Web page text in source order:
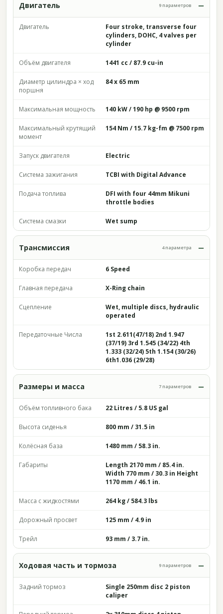
Двигатель 9 параметров
Двигатель
Four stroke, transverse four
cylinders, DOHC, 4 valves per
cylinder
Объём двигателя 1441 cc / 87.9 cu-in
Диаметр цилиндра × ход
поршня
84 x 65 mm
Максимальная мощность 140 kW / 190 hp @ 9500 rpm
Максимальный крутящий
момент
154 Nm / 15.7 kg-fm @ 7500 rpm
Запуск двигателя Electric
Система зажигания TCBI with Digital Advance
Подача топлива
DFI with four 44mm Mikuni
throttle bodies
Система смазки Wet sump
Трансмиссия 4 параметра
Коробка передач 6 Speed
Главная передача X-Ring chain
Сцепление
Wet, multiple discs, hydraulic
operated
Передаточные Числа
1st 2.611(47/18) 2nd 1.947
(37/19) 3rd 1.545 (34/22) 4th
1.333 (32/24) 5th 1.154 (30/26)
6th1.036 (29/28)
Размеры и масса 7 параметров
Объём топливного бака 22 Litres / 5.8 US gal
Высота сиденья 800 mm / 31.5 in
Колёсная база 1480 mm / 58.3 in.
Габариты
Length 2170 mm / 85.4 in.
Width 770 mm / 30.3 in Height
1170 mm / 46.1 in.
Масса с жидкостями 264 kg / 584.3 lbs
Дорожный просвет 125 mm / 4.9 in
Трейл 93 mm / 3.7 in.
Ходовая часть и тормоза 9 параметров
Задний тормоз
Single 250mm disc 2 piston
caliper